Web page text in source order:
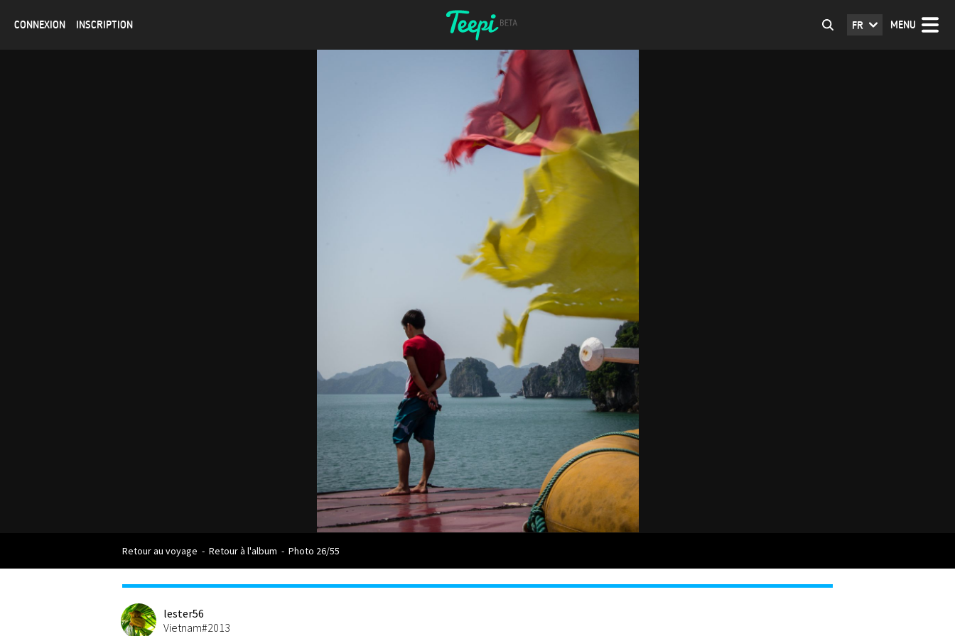
CONNEXION INSCRIPTION MENU
FR
Retour au voyage - Retour à l'album - Photo 26/55
lester56
Vietnam#2013